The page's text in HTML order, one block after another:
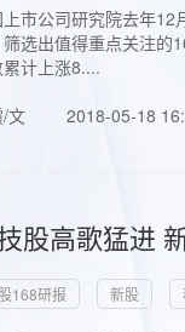
上市公司研究院去年
选出值得重点关注的
计上涨8....
文
2018-05-18
股高歌猛进
168研报 新股